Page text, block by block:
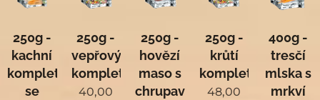
250g -
kachní
komplet
se
250g -
vepřový
komplet
40,00
250g -
hovězí
maso s
chrupavkou
250g -
krůtí
komplet
48,00
400g -
tresčí
mlska s
mrkví